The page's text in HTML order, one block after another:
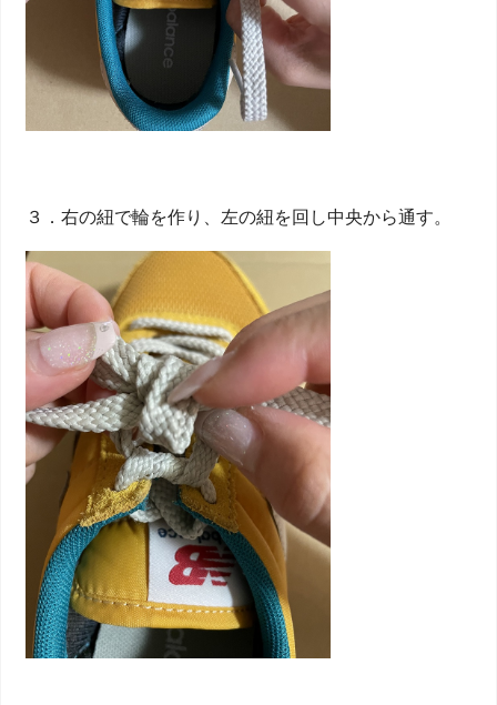
３．右の紐で輪を作り、左の紐を回し中央から通す。